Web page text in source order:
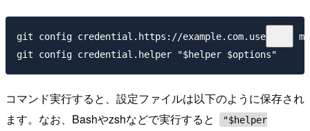
git config credential.https://example.com.username
コマンド実行すると、設定ファイルは以下のように保存され
ます。なお、Bashやzshなどで実行すると
"$helper